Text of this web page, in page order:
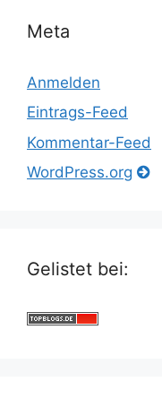
Meta
Anmelden
Eintrags-Feed
Kommentar-Feed
WordPress.org
Gelistet bei: